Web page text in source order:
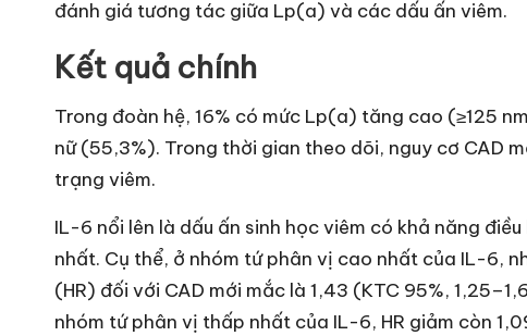
đánh giá tương tác giữa Lp(a) và các dấu ấn viêm.
Kết quả chính
Trong đoàn hệ, 16% có mức Lp(a) tăng cao (≥125
nữ (55,3%). Trong thời gian theo dõi, nguy cơ CAD
trạng viêm.
IL-6 nổi lên là dấu ấn sinh học viêm có khả năng
nhất. Cụ thể, ở nhóm tứ phân vị cao nhất của IL-6,
(HR) đối với CAD mới mắc là 1,43 (KTC 95%,
nhóm tứ phân vị thấp nhất của IL-6, HR giảm còn